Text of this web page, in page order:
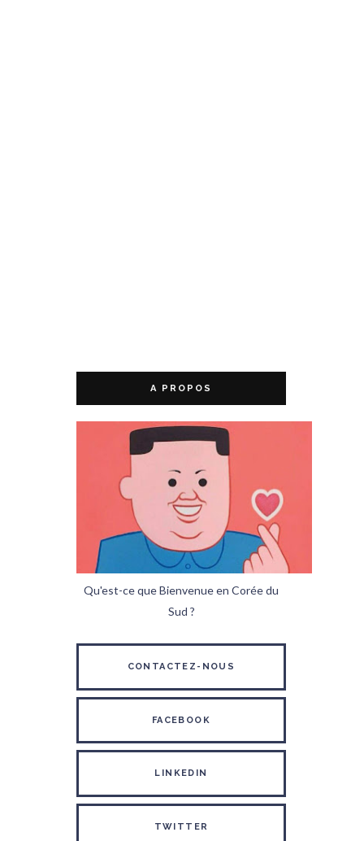
A PROPOS
Qu'est-ce que Bienvenue en Corée du
Sud ?
CONTACTEZ-NOUS
FACEBOOK
LINKEDIN
TWITTER